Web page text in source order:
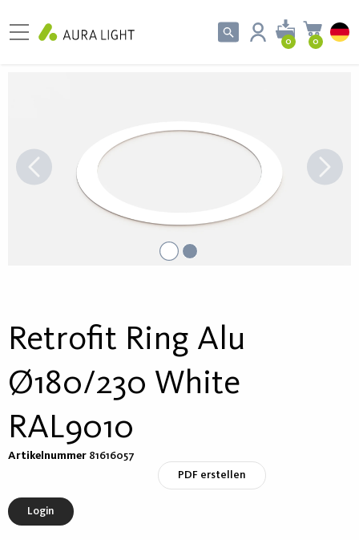
0 0
Retrofit Ring Alu
Ø180/230 White
RAL9010
Artikelnummer 81616057
PDF erstellen
Login